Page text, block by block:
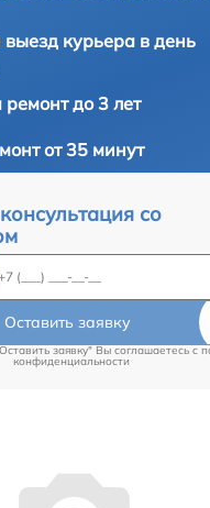
курьера в день
ремонт до 3 лет
от 35 минут
со
Оставить заявку
заявку" Вы соглашаетесь c
конфиденциальности